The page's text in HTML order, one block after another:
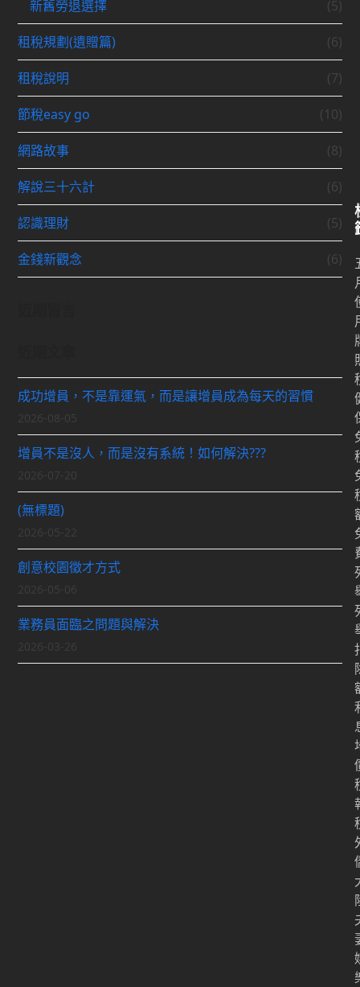
新舊勞退選擇 (5)
租稅規劃(遺贈篇) (6)
租稅說明 (7)
節稅easy go (10)
網路故事 (8)
解說三十六計 (6)
認識理財 (5)
金錢新觀念 (6)
成功增員，不是靠運氣，而是讓增員成為每天的習慣
增員不是沒人，而是沒有系統！如何解決???
(無標題)
創意校園徵才方式
業務員面臨之問題與解決